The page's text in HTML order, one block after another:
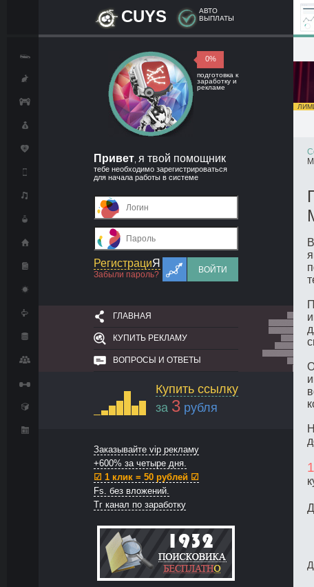
CUYS
АВТО
ВЫПЛАТЫ
0%
подготовка к
заработку и
рекламе
Привет я твой помощник
тебе необходимо зарегистрироваться
для начала работы в системе
РегистрациЯ
Забыли пароль?
ВОЙТИ
ГЛАВНАЯ
КУПИТЬ РЕКЛАМУ
ВОПРОСЫ И ОТВЕТЫ
Купить ссылку
за 3 рубля
Заказывайте vip рекламу
+600% за четыре дня.
☑ 1 клик = 50 рублей ☑
Fs. без вложений.
Тг канал по заработку